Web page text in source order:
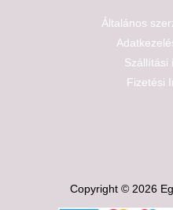
Általános
Szállítási
Fizetési
Copyright © 2026